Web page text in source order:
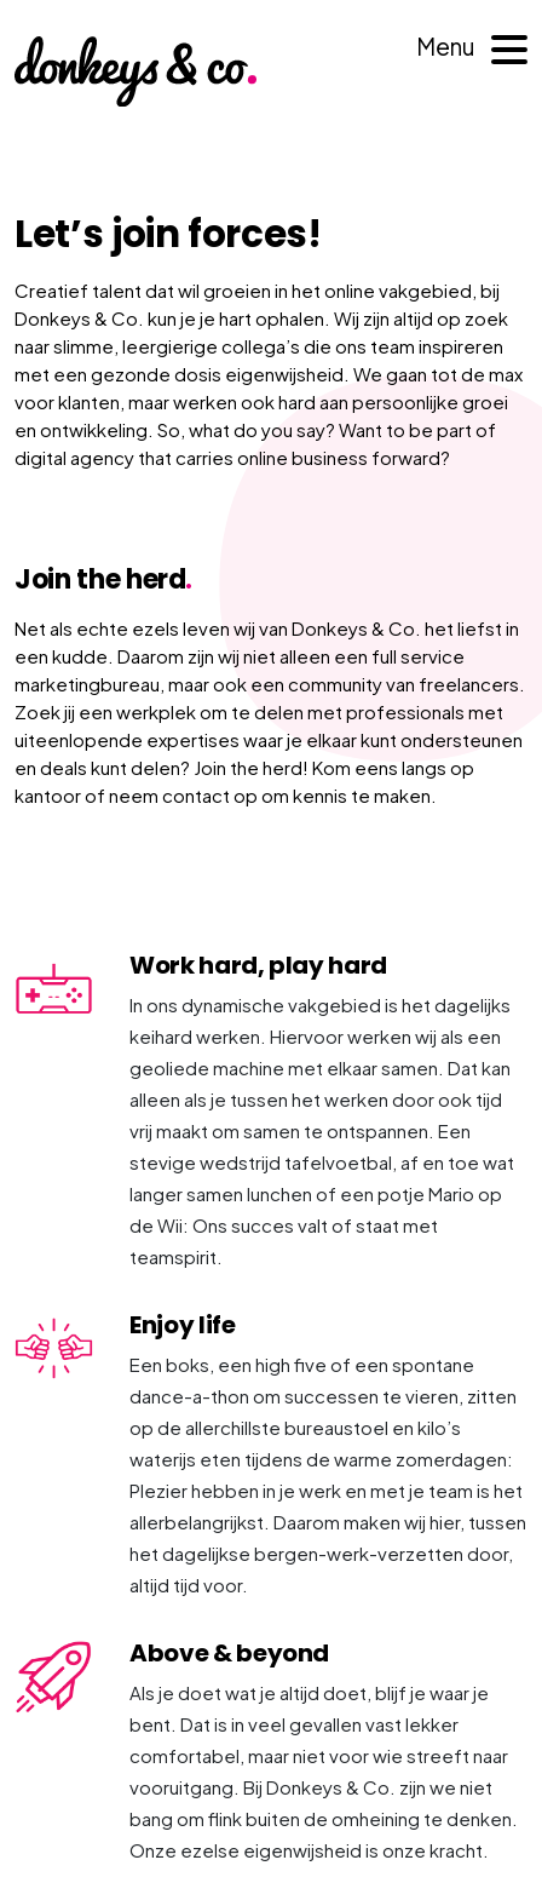
Menu
Let’s join forces!
Creatief talent dat wil groeien in het online vakgebied, bij
Donkeys & Co. kun je je hart ophalen. Wij zijn altijd op zoek
naar slimme, leergierige collega’s die ons team inspireren
met een gezonde dosis eigenwijsheid. We gaan tot de max
voor klanten, maar werken ook hard aan persoonlijke groei
en ontwikkeling. So, what do you say? Want to be part of
digital agency that carries online business forward?
Join the herd.
Net als echte ezels leven wij van Donkeys & Co. het liefst in
een kudde. Daarom zijn wij niet alleen een full service
marketingbureau, maar ook een community van freelancers.
Zoek jij een werkplek om te delen met professionals met
uiteenlopende expertises waar je elkaar kunt ondersteunen
en deals kunt delen? Join the herd! Kom eens langs op
kantoor of neem contact op om kennis te maken.
Work hard, play hard
In ons dynamische vakgebied is het dagelijks
keihard werken. Hiervoor werken wij als een
geoliede machine met elkaar samen. Dat kan
alleen als je tussen het werken door ook tijd
vrij maakt om samen te ontspannen. Een
stevige wedstrijd tafelvoetbal, af en toe wat
langer samen lunchen of een potje Mario op
de Wii: Ons succes valt of staat met
teamspirit.
Enjoy life
Een boks, een high five of een spontane
dance-a-thon om successen te vieren, zitten
op de allerchillste bureaustoel en kilo’s
waterijs eten tijdens de warme zomerdagen:
Plezier hebben in je werk en met je team is het
allerbelangrijkst. Daarom maken wij hier, tussen
het dagelijkse bergen-werk-verzetten door,
altijd tijd voor.
Above & beyond
Als je doet wat je altijd doet, blijf je waar je
bent. Dat is in veel gevallen vast lekker
comfortabel, maar niet voor wie streeft naar
vooruitgang. Bij Donkeys & Co. zijn we niet
bang om flink buiten de omheining te denken.
Onze ezelse eigenwijsheid is onze kracht.